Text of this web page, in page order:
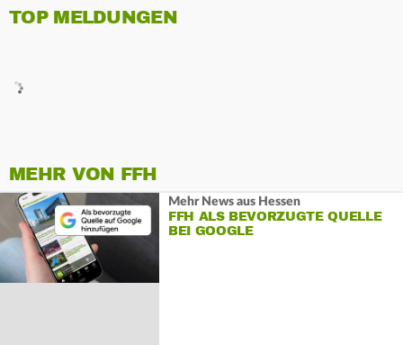
TOP MELDUNGEN
MEHR VON FFH
Mehr News aus Hessen
FFH ALS BEVORZUGTE QUELLE
BEI GOOGLE